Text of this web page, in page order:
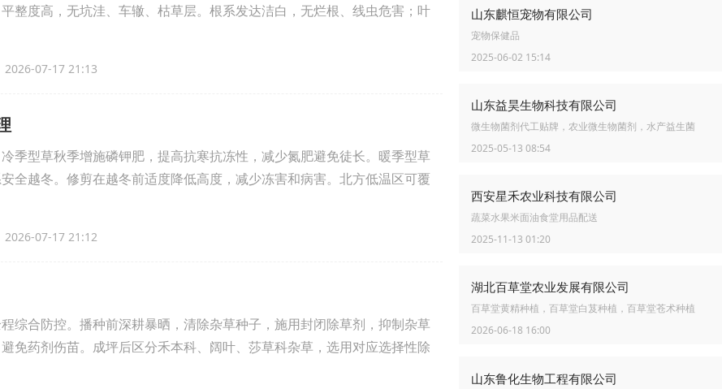
整度高，无坑洼、车辙、枯草层。根系发达洁白，无烂根、线虫危害；叶
2026-07-17 21:13
季型草秋季增施磷钾肥，提高抗寒抗冻性，减少氮肥避免徒长。暖季型草
全越冬。修剪在越冬前适度降低高度，减少冻害和病害。北方低温区可覆
2026-07-17 21:12
综合防控。播种前深耕暴晒，清除杂草种子，施用封闭除草剂，抑制杂草
免药剂伤苗。成坪后区分禾本科、阔叶、莎草科杂草，选用对应选择性除
山东麒恒宠物有限公司
宠物保健品
2025-06-02 15:14
山东益昊生物科技有限公司
微生物菌剂代工贴牌，农业微生物菌剂，水产益生菌
2025-05-13 08:54
西安星禾农业科技有限公司
蔬菜水果米面油食堂用品配送
2025-11-13 01:20
湖北百草堂农业发展有限公司
百草堂黄精种植，百草堂白芨种植，百草堂苍术种植
2026-06-18 16:00
山东鲁化生物工程有限公司